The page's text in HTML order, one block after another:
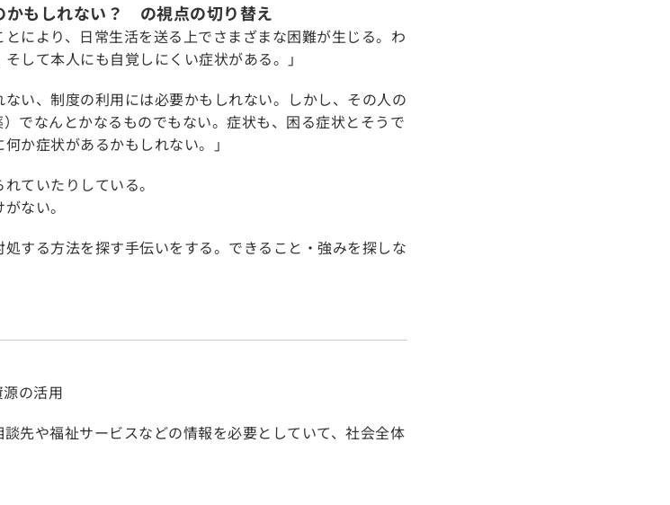
かもしれない？ の視点の切り替え
により、日常生活を送る上でさまざまな困難が生じる。わ
して本人にも自覚しにくい症状がある。」
ない、制度の利用には必要かもしれない。しかし、その人の
でなんとかなるものでもない。症状も、困る症状とそうで
か症状があるかもしれない。」
ていたりしている。
ない。
処する方法を探す手伝いをする。できること・強みを探しな
の活用
先や福祉サービスなどの情報を必要としていて、社会全体